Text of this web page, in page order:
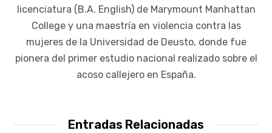
licenciatura (B.A. English) de Marymount Manhattan
College y una maestría en violencia contra las
mujeres de la Universidad de Deusto, donde fue
pionera del primer estudio nacional realizado sobre el
acoso callejero en España.
Entradas Relacionadas